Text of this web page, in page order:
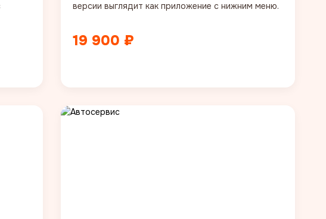
версии выглядит как приложение с нижним меню.
19 900 ₽